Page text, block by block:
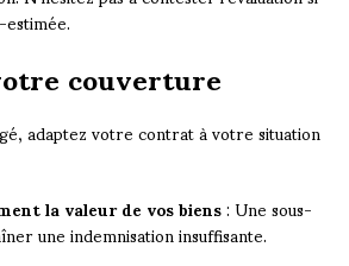
couverture
adaptez votre contrat à votre situation
la valeur de vos biens: Une sous-
une indemnisation insuffisante.